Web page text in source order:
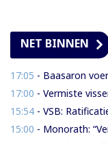
NET BINNEN
17:05 - Baasaron voert
17:00 - Vermiste visser
15:54 - VSB: Ratificatie
15:00 - Monorath: “Verwerpelijk zou